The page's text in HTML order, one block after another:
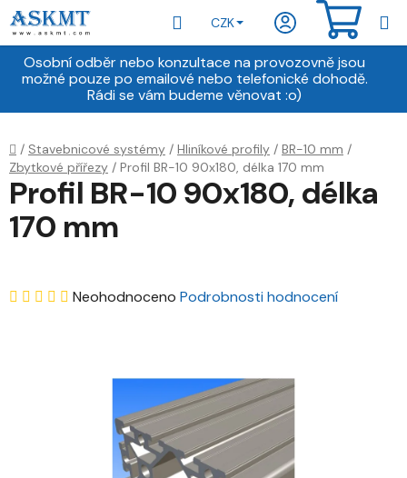
Přejít
na
obsah
Osobní odběr nebo konzultace na provozovně jsou
možné pouze po emailové nebo telefonické dohodě.
Rádi se vám budeme věnovat :o)
Hledat
CZK
Domů
/ Stavebnicové systémy / Hliníkové profily / BR-10 mm /
Zbytkové přířezy / Profil BR-10 90x180, délka 170 mm
Profil BR-10 90x180, délka
170 mm
Průměrné
hvězdiček.
Neohodnoceno Podrobnosti hodnocení